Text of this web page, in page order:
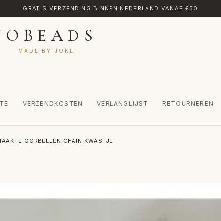
GRATIS VERZENDING BINNEN NEDERLAND VANAF €50
MADE BY JOKE
VERZENDKOSTEN VERLANGLIJST RETOURNEREN
MIJN ACCOUNT RETOURNEREN TRANSLATE VERLANGLIJST
OORBELLEN CHAIN KWASTJE